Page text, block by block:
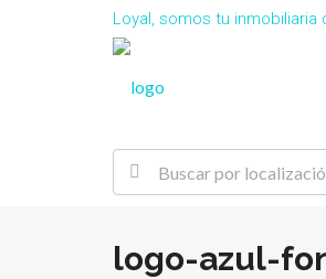
Loyal, somos tu
logo-azul-